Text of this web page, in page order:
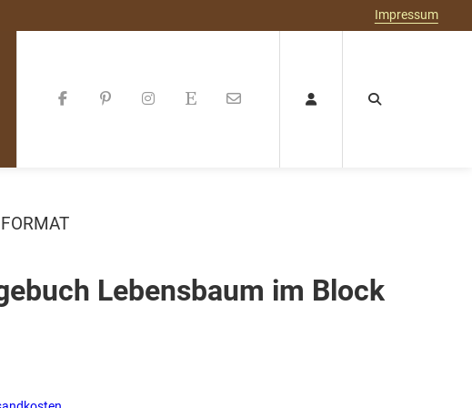
Impressum
Lebensbaum im Block